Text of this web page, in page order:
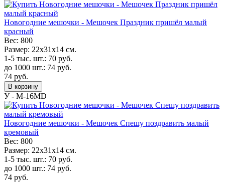
Новогодние мешочки - Мешочек Праздник пришёл малый
красный
Вес: 800
Размер: 22х31х14 см.
1-5 тыс. шт.: 70 руб.
до 1000 шт.: 74 руб.
74 руб.
В корзину
У - M-16MD
Новогодние мешочки - Мешочек Спешу поздравить малый
кремовый
Вес: 800
Размер: 22х31х14 см.
1-5 тыс. шт.: 70 руб.
до 1000 шт.: 74 руб.
74 руб.